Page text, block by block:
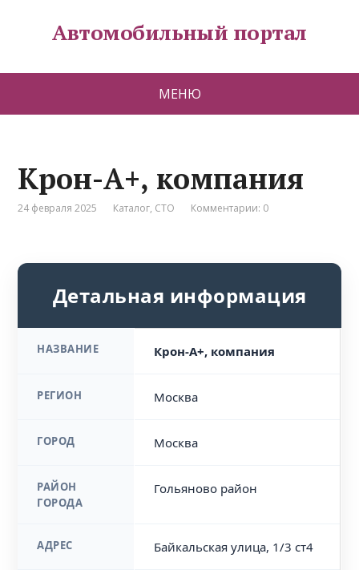
Автомобильный портал
МЕНЮ
Крон-А+, компания
24 февраля 2025 Каталог, СТО Комментарии: 0
Детальная информация
НАЗВАНИЕ Крон-А+, компания
РЕГИОН Москва
ГОРОД Москва
РАЙОН
ГОРОДА
Гольяново район
АДРЕС Байкальская улица, 1/3 ст4